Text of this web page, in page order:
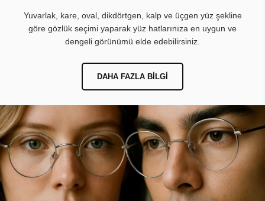
Yuvarlak, kare, oval, dikdörtgen, kalp ve üçgen yüz şekline
göre gözlük seçimi yaparak yüz hatlarınıza en uygun ve
dengeli görünümü elde edebilirsiniz.
DAHA FAZLA BILGI